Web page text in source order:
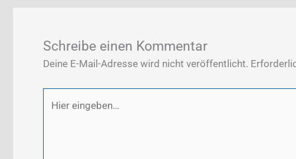
Schreibe einen Kommentar
Deine E-Mail-Adresse wird nicht veröffentlicht.
eingeben…